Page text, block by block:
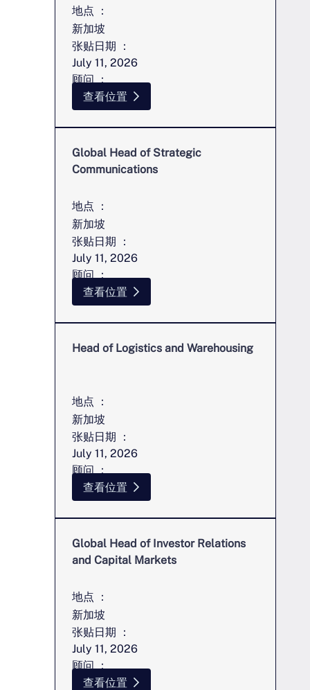
地点 ：
新加坡
张贴日期 ：
July 11, 2026
顾问 ：
辛西娅-昂
查看位置
Global Head of Strategic
Communications
地点 ：
新加坡
张贴日期 ：
July 11, 2026
顾问 ：
辛西娅-昂
查看位置
Head of Logistics and Warehousing
地点 ：
新加坡
张贴日期 ：
July 11, 2026
顾问 ：
辛西娅-昂
查看位置
Global Head of Investor Relations
and Capital Markets
地点 ：
新加坡
张贴日期 ：
July 11, 2026
顾问 ：
辛西娅-昂
查看位置